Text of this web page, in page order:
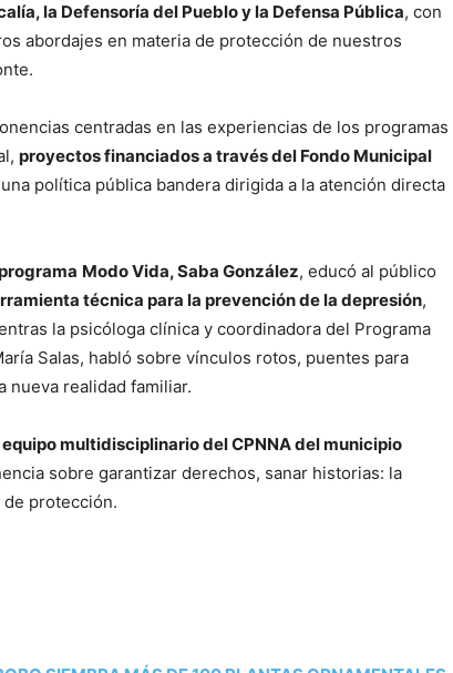
la Defensoría del Pueblo y la Defensa Pública, con
abordajes en materia de protección de nuestros
centradas en las experiencias de los programas
proyectos financiados a través del Fondo Municipal
política pública bandera dirigida a la atención directa
Modo Vida, Saba González, educó al público
técnica para la prevención de la depresión,
la psicóloga clínica y coordinadora del Programa
Salas, habló sobre vínculos rotos, puentes para
nueva realidad familiar.
multidisciplinario del CPNNA del municipio
sobre garantizar derechos, sanar historias: la
protección.